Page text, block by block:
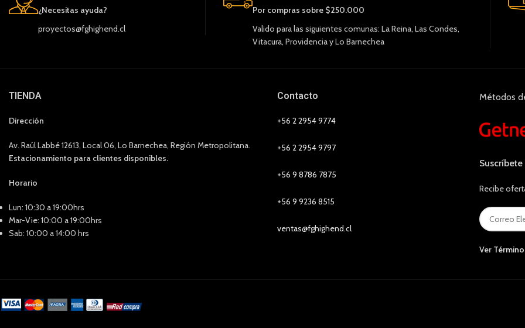
¿Necesitas ayuda?
proyectos@fghighend.cl
Por compras sobre $250.000
Valido para las siguientes comunas: La Reina, Las Condes,
Vitacura, Providencia y Lo Barnechea
TIENDA
Dirección
Av. Raúl Labbé 12613, Local 06, Lo Barnechea, Región Metropolitana.
Estacionamiento para clientes disponibles.
Horario
Lun: 10:30 a 19:00hrs
Mar-Vie: 10:00 a 19:00hrs
Sab: 10:00 a 14:00 hrs
Contacto
+56 2 2954 9774
+56 2 2954 9797
+56 9 8786 7875
+56 9 9236 8515
ventas@fghighend.cl
Métodos
Recibe
Ver